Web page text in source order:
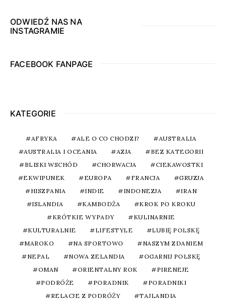
ODWIEDŹ NAS NA
INSTAGRAMIE
FACEBOOK FANPAGE
KATEGORIE
AFRYKA ALE O CO CHODZI?
AUSTRALIA
AUSTRALIA I OCEANIA
AZJA
BEZ KATEGORII
BLISKI WSCHÓD
CHORWACJA
CIEKAWOSTKI
EKWIPUNEK
EUROPA FRANCJA
GRUZJA
HISZPANIA
INDIE INDONEZJA
IRAN
ISLANDIA
KAMBODŻA
KROK PO KROKU
KRÓTKIE WYPADY
KULINARNIE
KULTURALNIE
LIFESTYLE
LUBIĘ POLSKĘ
MAROKO
NA SPORTOWO
NASZYM ZDANIEM
NEPAL
NOWA ZELANDIA
OGARNIJ POLSKĘ
OMAN
ORIENTALNY ROK
PIRENEJE
PODRÓŻE
PORADNIK
PORADNIKI
RELACJE Z PODRÓŻY
TAJLANDIA